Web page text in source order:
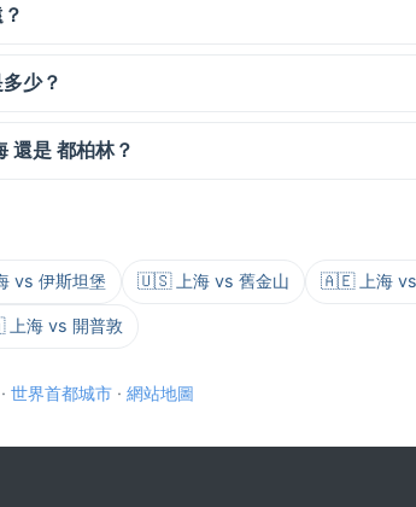
少？
還是 都柏林？
vs 伊斯坦堡 🇺🇸 上海 vs 舊金山 🇦🇪 上海 vs
海 vs 開普敦
· 世界首都城市 · 網站地圖